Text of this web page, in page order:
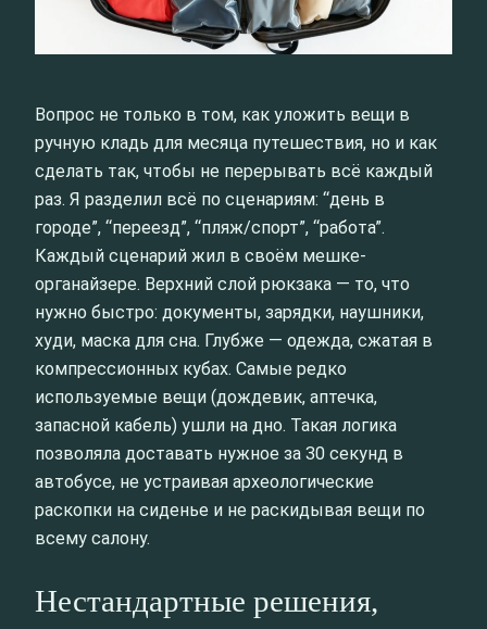
Вопрос не только в том, как уложить вещи в
ручную кладь для месяца путешествия, но и как
сделать так, чтобы не перерывать всё каждый
раз. Я разделил всё по сценариям: “день в
городе”, “переезд”, “пляж/спорт”, “работа”.
Каждый сценарий жил в своём мешке-
органайзере. Верхний слой рюкзака — то, что
нужно быстро: документы, зарядки, наушники,
худи, маска для сна. Глубже — одежда, сжатая в
компрессионных кубах. Самые редко
используемые вещи (дождевик, аптечка,
запасной кабель) ушли на дно. Такая логика
позволяла доставать нужное за 30 секунд в
автобусе, не устраивая археологические
раскопки на сиденье и не раскидывая вещи по
всему салону.
Нестандартные решения,